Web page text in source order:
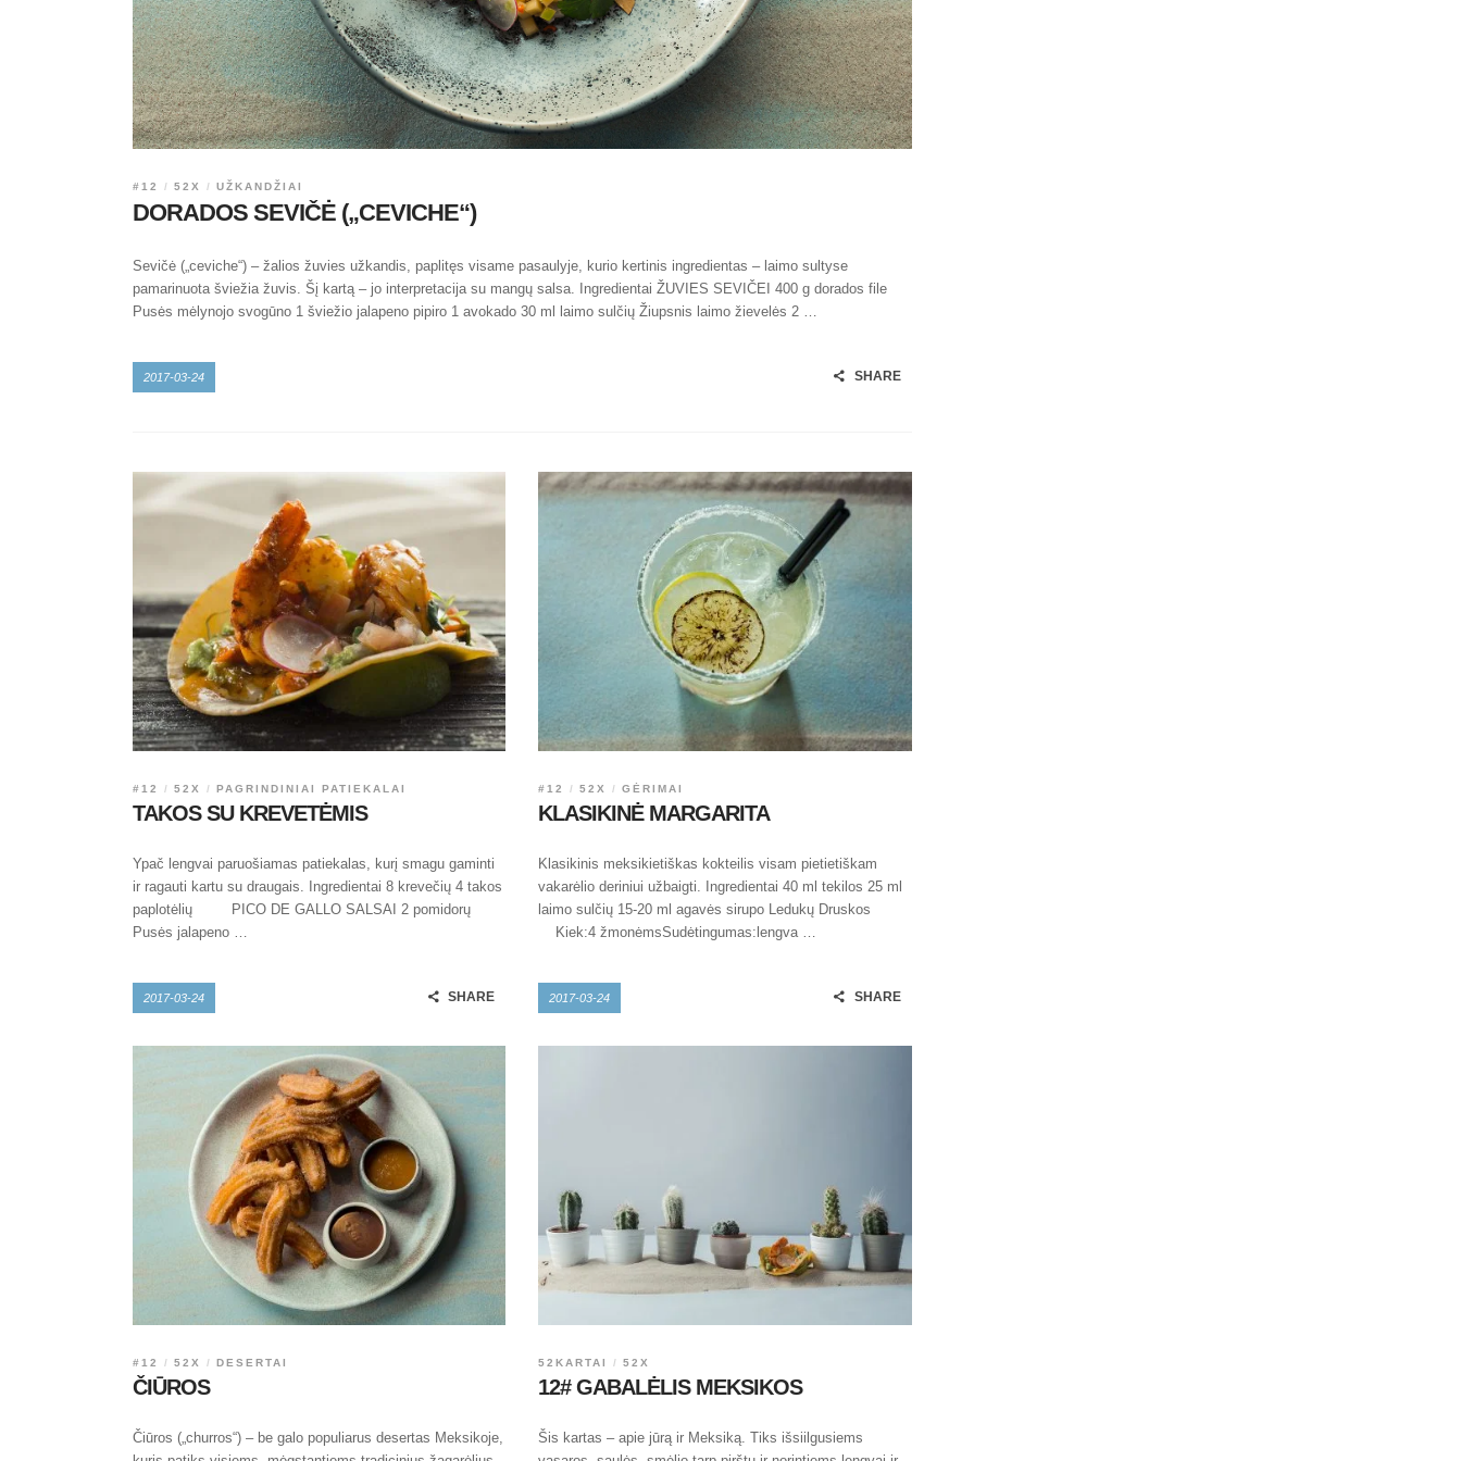
#12 52X UŽKANDŽIAI
DORADOS SEVIČĖ („CEVICHE“)
Sevičė („ceviche“) – žalios žuvies užkandis, paplitęs visame pasaulyje, kurio kertinis ingredientas – laimo sultyse
pamarinuota šviežia žuvis. Šį kartą – jo interpretacija su mangų salsa. Ingredientai ŽUVIES SEVIČEI 400 g dorados file
Pusės mėlynojo svogūno 1 šviežio jalapeno pipiro 1 avokado 30 ml laimo sulčių Žiupsnis laimo žievelės 2 …
2017-03-24 SHARE
#12 52X PAGRINDINIAI PATIEKALAI
TAKOS SU KREVETĖMIS
Ypač lengvai paruošiamas patiekalas, kurį smagu gaminti
ir ragauti kartu su draugais. Ingredientai 8 krevečių 4 takos
paplotėlių PICO DE GALLO SALSAI 2 pomidorų
Pusės jalapeno …
2017-03-24 SHARE
#12 52X GĖRIMAI
KLASIKINĖ MARGARITA
Klasikinis meksikietiškas kokteilis visam pietietiškam
vakarėlio deriniui užbaigti. Ingredientai 40 ml tekilos 25 ml
laimo sulčių 15-20 ml agavės sirupo Ledukų Druskos
Kiek:4 žmonėmsSudėtingumas:lengva …
2017-03-24 SHARE
#12 52X DESERTAI
ČIŪROS
Čiūros („churros“) – be galo populiarus desertas Meksikoje,
52KARTAI 52X
12# GABALĖLIS MEKSIKOS
Šis kartas – apie jūrą ir Meksiką. Tiks išsiilgusiems